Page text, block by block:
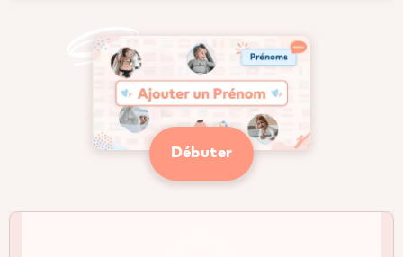
Débuter